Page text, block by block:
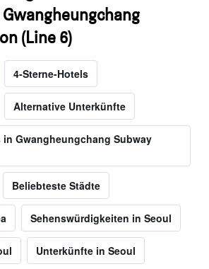
(Line 6)
4-Sterne-Hotels
Alternative Unterkünfte
Gwangheungchang Subway
Beliebteste Städte
Sehenswürdigkeiten in Seoul
Unterkünfte in Seoul